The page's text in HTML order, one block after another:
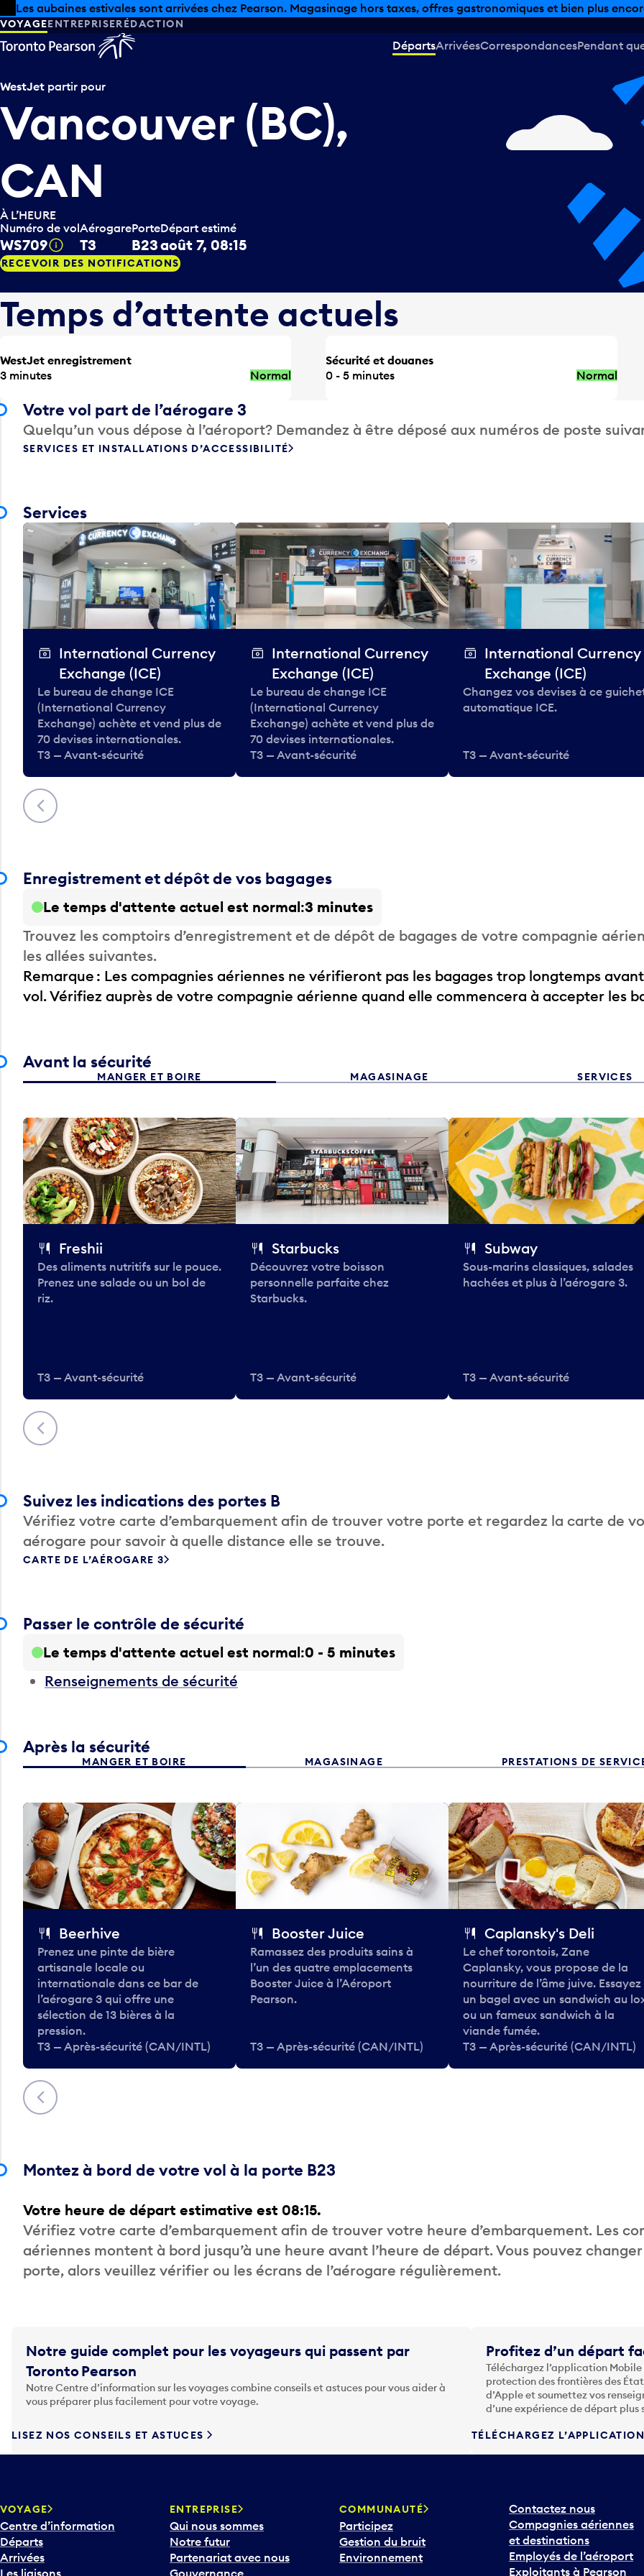
Skip to offers
Passer au contenu principal
Les aubaines estivales sont arrivées chez Pearson. Magasinage hors taxes, offres gastronomiques et bien plus
VOYAGEENTREPRISERÉDACTION
DépartsArrivéesCorrespondancesPendant
WestJet partir pour
Vancouver (BC),
CAN
À L’HEURE
Numéro de vol
WS709 Infobulle
Aérogare
T3
Porte
B23
Départ estimé
août 7, 08:15
RECEVOIR DES NOTIFICATIONS
Temps d’attente actuels
WestJet enregistrement
3 minutes
Normal
Sécurité et douanes
0 - 5 minutes
Normal
Votre vol part de l’aérogare 3
Quelqu’un vous dépose à l’aéroport? Demandez à être déposé aux numéros de poste
SERVICES ET INSTALLATIONS D’ACCESSIBILITÉ
Services
Précédent
International Currency
Exchange (ICE)
Le bureau de change ICE
(International Currency
Exchange) achète et vend plus de
70 devises internationales.
T3 — Avant-sécurité
International Currency
Exchange (ICE)
Le bureau de change ICE
(International Currency
Exchange) achète et vend plus de
70 devises internationales.
T3 — Avant-sécurité
International Currency
Exchange (ICE)
Changez vos devises à ce
automatique ICE.
T3 — Avant-sécurité
Enregistrement et dépôt de vos bagages
Le temps d'attente actuel est normal 3 minutes
Trouvez les comptoirs d’enregistrement et de dépôt de bagages de votre compagnie
les allées suivantes.
Remarque : Les compagnies aériennes ne vérifieront pas les bagages trop longtemps
vol. Vérifiez auprès de votre compagnie aérienne quand elle commencera à accepter les
Avant la sécurité
MANGER ET BOIRE MAGASINAGE SERVICES
Précédent
Freshii
Des aliments nutritifs sur le pouce.
Prenez une salade ou un bol de
riz.
T3 — Avant-sécurité
Starbucks
Découvrez votre boisson
personnelle parfaite chez
Starbucks.
T3 — Avant-sécurité
Subway
Sous-marins classiques, salades
hachées et plus à l’aérogare 3.
T3 — Avant-sécurité
Suivez les indications des portes B
Vérifiez votre carte d’embarquement afin de trouver votre porte et regardez la carte de
aérogare pour savoir à quelle distance elle se trouve.
CARTE DE L’AÉROGARE 3
Passer le contrôle de sécurité
Le temps d'attente actuel est normal 0 - 5 minutes
Renseignements de sécurité
Après la sécurité
MANGER ET BOIRE MAGASINAGE PRESTATIONS DE
Précédent
Beerhive
Prenez une pinte de bière
artisanale locale ou
internationale dans ce bar de
l’aérogare 3 qui offre une
sélection de 13 bières à la
pression.
T3 — Après-sécurité (CAN/INTL)
Booster Juice
Ramassez des produits sains à
l’un des quatre emplacements
Booster Juice à l’Aéroport
Pearson.
T3 — Après-sécurité (CAN/INTL)
Caplansky's Deli
Le chef torontois, Zane
Caplansky, vous propose de la
nourriture de l’âme juive. Essayez
un bagel avec un sandwich au
ou un fameux sandwich à la
viande fumée.
T3 — Après-sécurité (CAN/INTL)
Montez à bord de votre vol à la porte B23
Votre heure de départ estimative est 08:15.
Vérifiez votre carte d’embarquement afin de trouver votre heure d’embarquement. Les
aériennes montent à bord jusqu’à une heure avant l’heure de départ. Vous pouvez
porte, alors veuillez vérifier ou les écrans de l’aérogare régulièrement.
Notre guide complet pour les voyageurs qui passent par
Toronto Pearson
Notre Centre d’information sur les voyages combine conseils et astuces pour vous aider à
vous préparer plus facilement pour votre voyage.
LISEZ NOS CONSEILS ET ASTUCES
Profitez d’un départ
Téléchargez l’application
protection des frontières des
d’Apple et soumettez vos
d’une expérience de départ plus
TÉLÉCHARGEZ L’APPLICATION
VOYAGE
Centre d’information
Départs
Arrivées
Les liaisons
ENTREPRISE
Qui nous sommes
Notre futur
Partenariat avec nous
Gouvernance
COMMUNAUTÉ
Participez
Gestion du bruit
Environnement
Contactez nous
Compagnies aériennes
et destinations
Employés de l’aéroport
Exploitants à Pearson